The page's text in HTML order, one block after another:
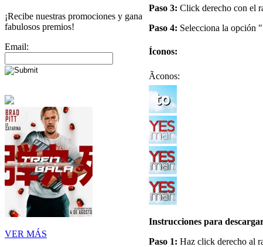
¡Recibe nuestras promociones y gana
fabulosos premios!
Email:
VER MÁS
Paso 3: Click derecho con el
Paso 4: Selecciona la opción
Íconos:
Ãconos:
Instrucciones para
Paso 1: Haz click derecho al